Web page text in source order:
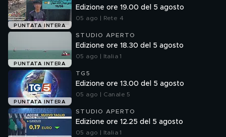
PUNTATA INTERA
Edizione ore 19.00 del 5 agosto
05 ago | Rete 4
PUNTATA INTERA
STUDIO APERTO
Edizione ore 18.30 del 5 agosto
05 ago | Italia 1
PUNTATA INTERA
TG5
Edizione ore 13.00 del 5 agosto
05 ago | Canale 5
STUDIO APERTO
Edizione ore 12.25 del 5 agosto
05 ago | Italia 1